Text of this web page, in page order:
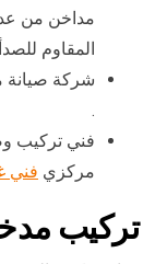
مداخن من
المقاوم
شركة صيانة
.
فني تركيب
مركزي فني
تركيب